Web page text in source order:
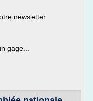
newsletter
gage...